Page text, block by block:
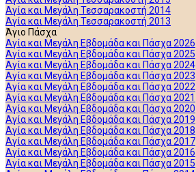
Αγία και Μεγάλη Τεσσαρακοστή 2014
Αγία και Μεγάλη Τεσσαρακοστή 2013
Άγιο Πάσχα
Αγία και Μεγάλη Εβδομάδα και Πάσχα 2026
Αγία και Μεγάλη Εβδομάδα και Πάσχα 2025
Αγία και Μεγάλη Εβδομάδα και Πάσχα 2024
Αγία και Μεγάλη Εβδομάδα και Πάσχα 2023
Αγία και Μεγάλη Εβδομάδα και Πάσχα 2022
Αγία και Μεγάλη Εβδομάδα και Πάσχα 2021
Αγία και Μεγάλη Εβδομάδα και Πάσχα 2020
Αγία και Μεγάλη Εβδομάδα και Πάσχα 2019
Αγία και Μεγάλη Εβδομάδα και Πάσχα 2018
Αγία και Μεγάλη Εβδομάδα και Πάσχα 2017
Αγία και Μεγάλη Εβδομάδα και Πάσχα 2016
Αγία και Μεγάλη Εβδομάδα και Πάσχα 2015